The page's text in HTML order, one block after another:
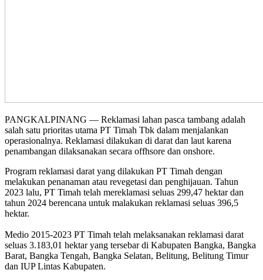
PANGKALPINANG — Reklamasi lahan pasca tambang adalah
salah satu prioritas utama PT Timah Tbk dalam menjalankan
operasionalnya. Reklamasi dilakukan di darat dan laut karena
penambangan dilaksanakan secara offhsore dan onshore.
Program reklamasi darat yang dilakukan PT Timah dengan
melakukan penanaman atau revegetasi dan penghijauan. Tahun
2023 lalu, PT Timah telah mereklamasi seluas 299,47 hektar dan
tahun 2024 berencana untuk malakukan reklamasi seluas 396,5
hektar.
Medio 2015-2023 PT Timah telah melaksanakan reklamasi darat
seluas 3.183,01 hektar yang tersebar di Kabupaten Bangka, Bangka
Barat, Bangka Tengah, Bangka Selatan, Belitung, Belitung Timur
dan IUP Lintas Kabupaten.